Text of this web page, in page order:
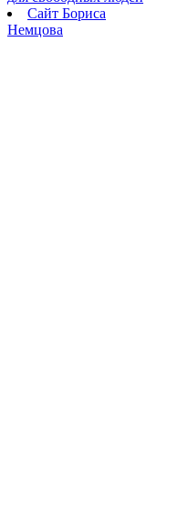
Сайт Бориса
Немцова